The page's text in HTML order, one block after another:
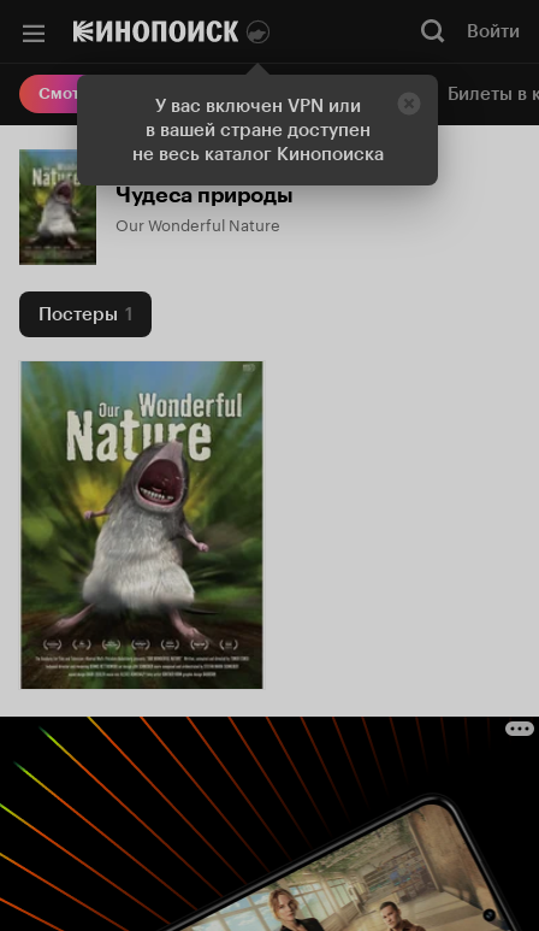
У вас включен VPN или
в вашей стране доступен
не весь каталог Кинопоиска
Войти
Смотреть кино Онлайн-кинотеатр Билеты в
Чудеса природы
Our Wonderful Nature
Постеры 1